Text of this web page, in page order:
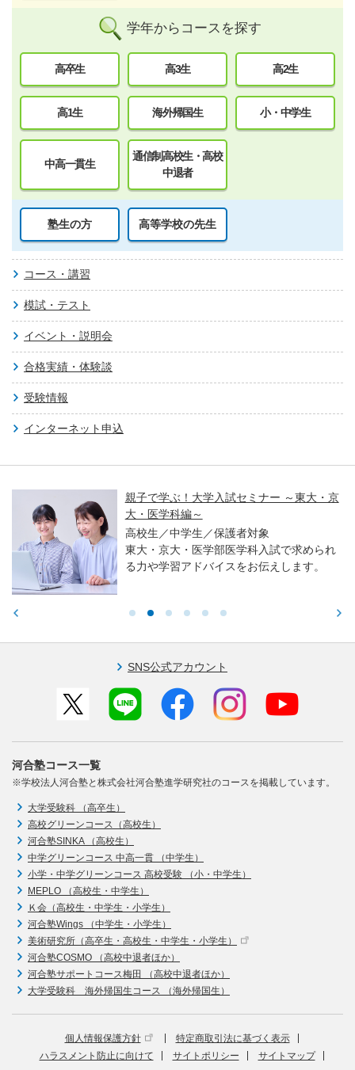
学年からコースを探す
高卒生 高3生 高2生
高1生 海外帰国生 小・中学生
中高一貫生
通信制高校生・高校
中退者
塾生の方 高等学校の先生
コース・講習
模試・テスト
イベント・説明会
合格実績・体験談
受験情報
インターネット申込
親子で学ぶ！大学入試セミナー ～東大・京
大・医学科編～
高校生／中学生／保護者対象
東大・京大・医学部医学科入試で求められ
る力や学習アドバイスをお伝えします。
SNS公式アカウント
河合塾コース一覧
※学校法人河合塾と株式会社河合塾進学研究社のコースを掲載しています。
大学受験科 （高卒生）
高校グリーンコース（高校生）
河合塾SINKA （高校生）
中学グリーンコース 中高一貫 （中学生）
小学・中学グリーンコース 高校受験 （小・中学生）
MEPLO （高校生・中学生）
Ｋ会（高校生・中学生・小学生）
河合塾Wings （中学生・小学生）
美術研究所（高卒生・高校生・中学生・小学生）
河合塾COSMO （高校中退者ほか）
河合塾サポートコース梅田 （高校中退者ほか）
大学受験科 海外帰国生コース （海外帰国生）
個人情報保護方針
特定商取引法に基づく表示
ハラスメント防止に向けて
サイトポリシー
サイトマップ